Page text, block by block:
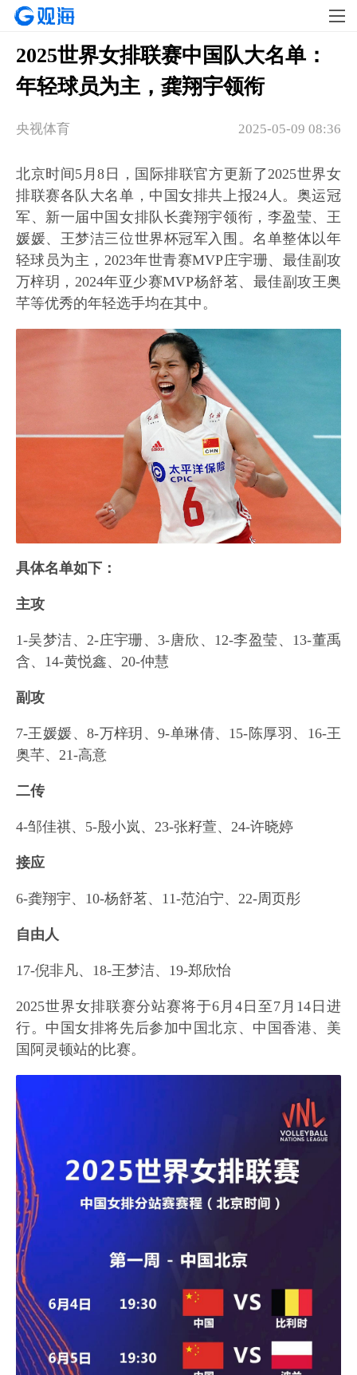
2025世界女排联赛中国队大名单：
年轻球员为主，龚翔宇领衔
2025-05-09 08:36
央视体育
北京时间5月8日，国际排联官方更新了2025世界女
排联赛各队大名单，中国女排共上报24人。奥运冠
军、新一届中国女排队长龚翔宇领衔，李盈莹、王
媛媛、王梦洁三位世界杯冠军入围。名单整体以年
轻球员为主，2023年世青赛MVP庄宇珊、最佳副攻
万梓玥，2024年亚少赛MVP杨舒茗、最佳副攻王奥
芊等优秀的年轻选手均在其中。
具体名单如下：
主攻
1-吴梦洁、2-庄宇珊、3-唐欣、12-李盈莹、13-董禹
含、14-黄悦鑫、20-仲慧
副攻
7-王媛媛、8-万梓玥、9-单琳倩、15-陈厚羽、16-王
奥芊、21-高意
二传
4-邹佳祺、5-殷小岚、23-张籽萱、24-许晓婷
接应
6-龚翔宇、10-杨舒茗、11-范泊宁、22-周页彤
自由人
17-倪非凡、18-王梦洁、19-郑欣怡
2025世界女排联赛分站赛将于6月4日至7月14日进
行。中国女排将先后参加中国北京、中国香港、美
国阿灵顿站的比赛。